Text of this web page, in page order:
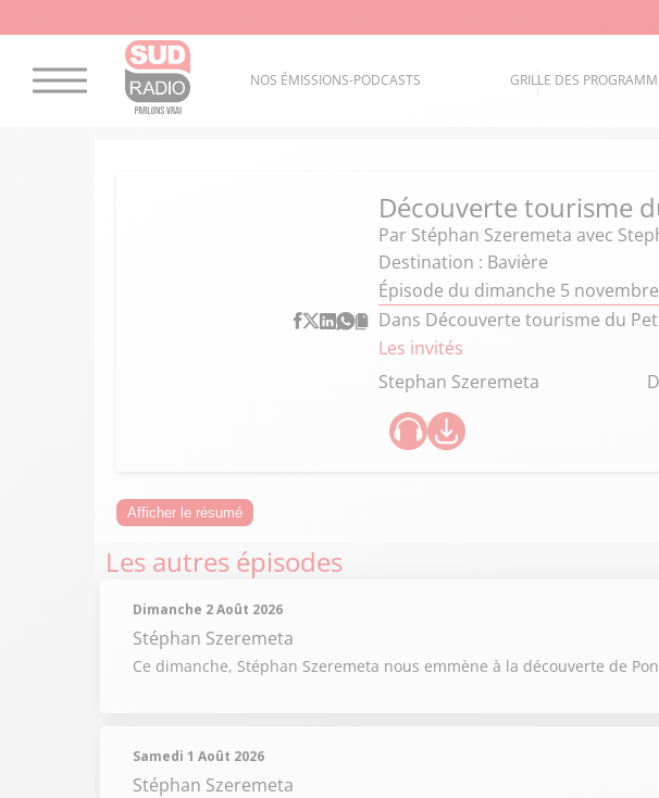
NOS ÉMISSIONS-PODCASTS GRILLE DES
Découverte tourisme
Par Stéphan Szeremeta avec
Destination : Bavière
Épisode du dimanche 5
Dans Découverte tourisme du
Les invités
Stephan Szeremeta
Afficher le résumé
Les autres épisodes
Dimanche 2 Août 2026
Stéphan Szeremeta
Ce dimanche, Stéphan Szeremeta nous emmène à la découverte de
Samedi 1 Août 2026
Stéphan Szeremeta